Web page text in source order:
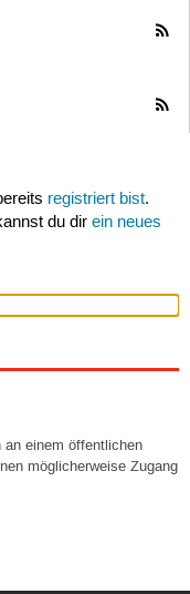
registriert bist.
du dir ein neues
einem öffentlichen
möglicherweise Zugang